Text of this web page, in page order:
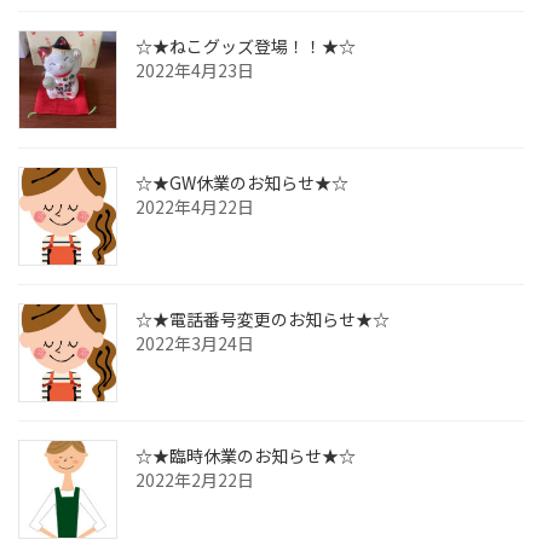
☆★ねこグッズ登場！！★☆
2022年4月23日
☆★GW休業のお知らせ★☆
2022年4月22日
☆★電話番号変更のお知らせ★☆
2022年3月24日
☆★臨時休業のお知らせ★☆
2022年2月22日